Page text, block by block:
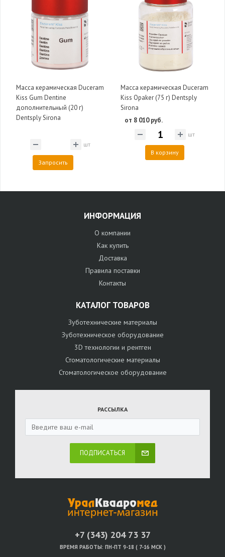
Масса керамическая Duceram
Kiss Gum Dentine
дополнительный (20 г)
Dentsply Sirona
шт
Запросить
Масса керамическая Duceram
Kiss Opaker (75 г) Dentsply
Sirona
от 8 010 руб.
шт
В корзину
ИНФОРМАЦИЯ
О компании
Как купить
Доставка
Правила поставки
Контакты
КАТАЛОГ ТОВАРОВ
Зуботехнические материалы
Зуботехническое оборудование
3D технологии и рентген
Стоматологические материалы
Стоматологическое оборудование
РАССЫЛКА
ПОДПИСАТЬСЯ
+7 (343) 204 73 37
ВРЕМЯ РАБОТЫ: ПН-ПТ 9-18 ( 7-16 МСК )